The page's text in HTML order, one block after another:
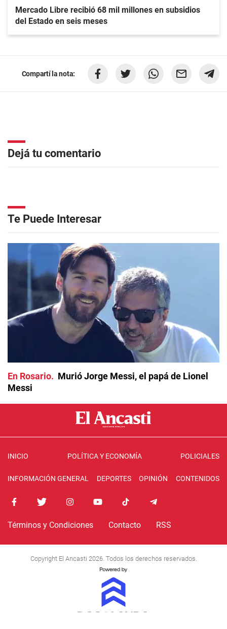
Mercado Libre recibió 68 mil millones en subsidios
del Estado en seis meses
Compartí la nota:
Dejá tu comentario
Te Puede Interesar
En Rosario
Murió Jorge Messi, el papá de Lionel
Messi
INICIO POLÍTICA Y ECONOMÍA POLICIALES
INFORMACIÓN GENERAL DEPORTES OPINIÓN CONTENIDOS
Términos y Condiciones Contacto RSS
Copyright El Ancasti 2026. Todos los derechos reservados.